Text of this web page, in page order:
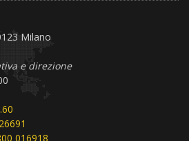
Milano
e direzione
016918